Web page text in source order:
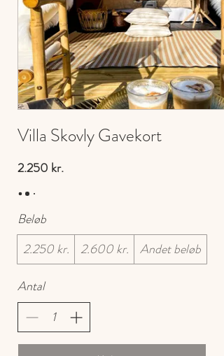
Villa Skovly Gavekort
2.250 kr.
Beløb
2.250 kr.
2.600 kr. Andet beløb
Antal